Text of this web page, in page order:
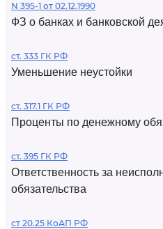
N 395-1 от 02.12.1990
ФЗ о банках и банковской
ст. 333 ГК РФ
Уменьшение неустойки
ст. 317.1 ГК РФ
Проценты по денежному
ст. 395 ГК РФ
Ответственность за
обязательства
ст 20.25 КоАП РФ